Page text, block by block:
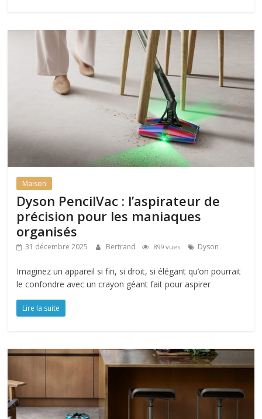
Maison
Dyson PencilVac : l’aspirateur de
précision pour les maniaques
organisés
31 décembre 2025 Bertrand 899 vues Dyson
Imaginez un appareil si fin, si droit, si élégant qu’on pourrait
le confondre avec un crayon géant fait pour aspirer
Lire la suite